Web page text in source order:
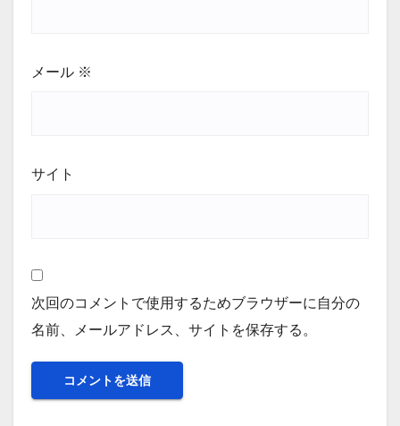
メール ※
サイト
次回のコメントで使用するためブラウザーに自分の
名前、メールアドレス、サイトを保存する。